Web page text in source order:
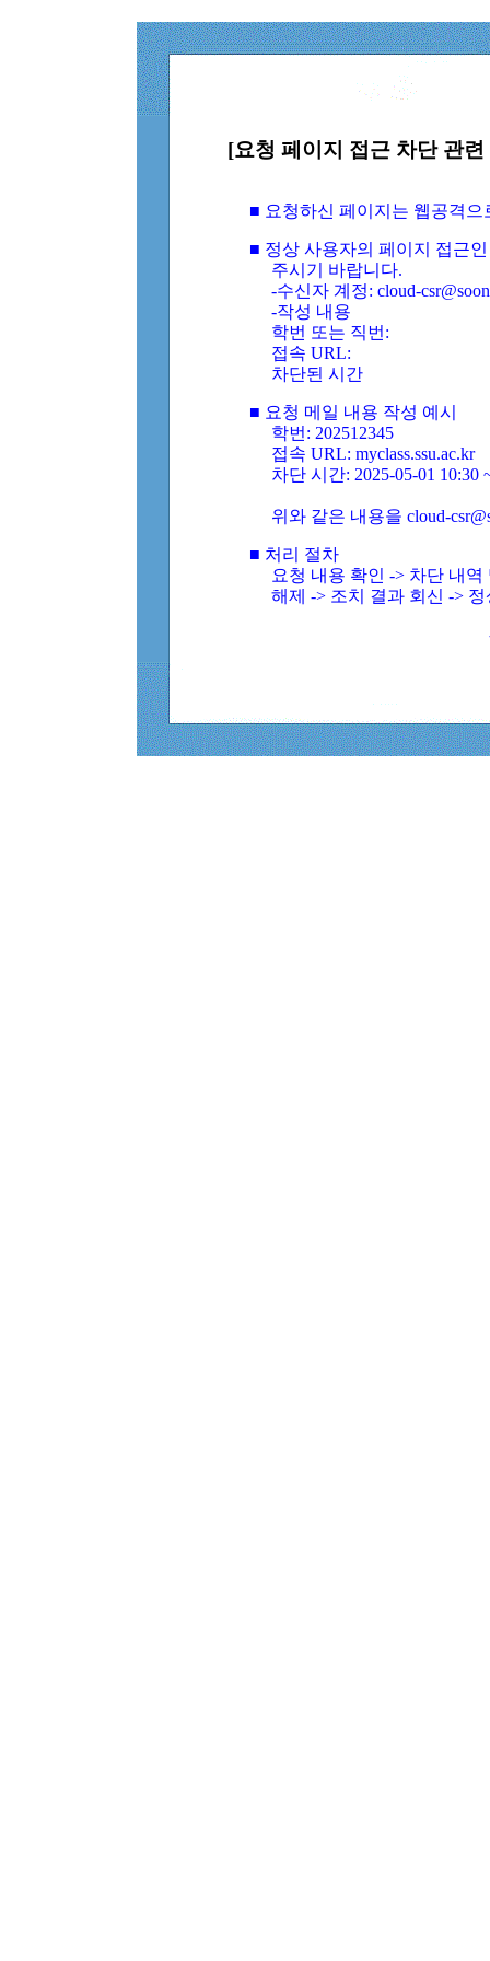
[요청 페이지 접근 차단 관
■ 요청하신 페이지는 웹공격
■ 정상 사용자의 페이지 접근
주시기 바랍니다.
-수신자 계정: cloud-
-작성 내용
학번 또는 직번:
접속 URL:
차단된 시간
■ 요청 메일 내용 작성 예시
학번: 202512345
접속 URL: myclass.ssu.ac.kr
차단 시간: 2025-05-01 10:30
위와 같은 내용을 cloud-
■ 처리 절차
요청 내용 확인 -> 차단 내
해제 -> 조치 결과 회신 ->